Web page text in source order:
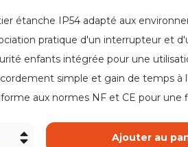
étanche IP54 adapté aux
pratique d'un interrupteur et
enfants intégrée pour une
simple et gain de temps à
aux normes NF et CE pour une
-+ Ajouter au